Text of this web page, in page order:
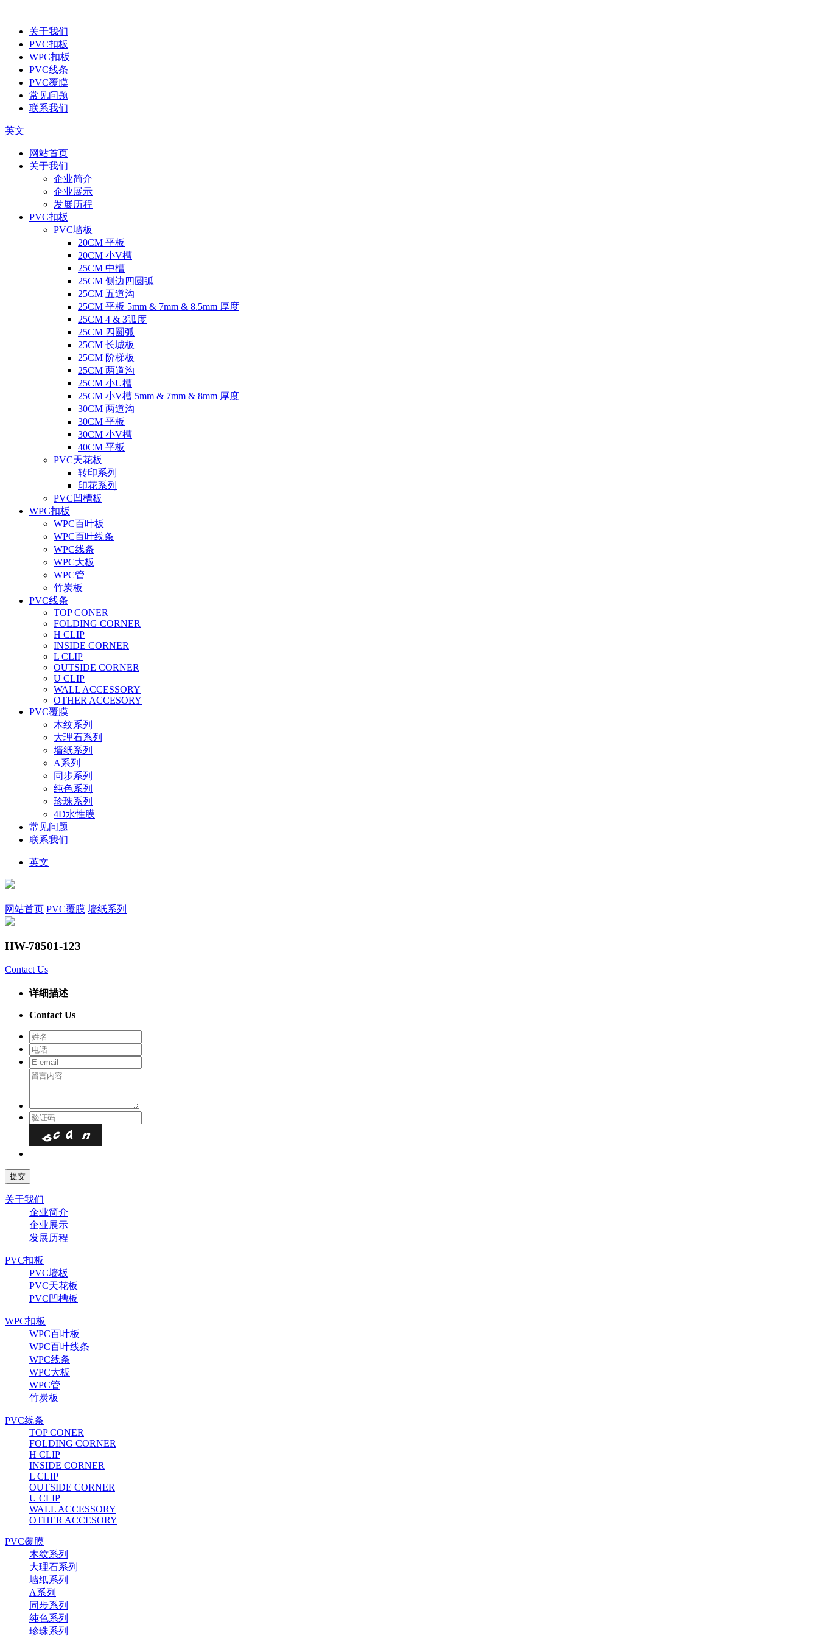
关于我们
PVC扣板
WPC扣板
PVC线条
PVC覆膜
常见问题
联系我们
英文
网站首页
关于我们
企业简介
企业展示
发展历程
PVC扣板
PVC墙板
20CM 平板
20CM 小V槽
25CM 中槽
25CM 侧边四圆弧
25CM 五道沟
25CM 平板 5mm & 7mm & 8.5mm 厚度
25CM 4 & 3弧度
25CM 四圆弧
25CM 长城板
25CM 阶梯板
25CM 两道沟
25CM 小U槽
25CM 小V槽 5mm & 7mm & 8mm 厚度
30CM 两道沟
30CM 平板
30CM 小V槽
40CM 平板
PVC天花板
转印系列
印花系列
PVC凹槽板
WPC扣板
WPC百叶板
WPC百叶线条
WPC线条
WPC大板
WPC管
竹炭板
PVC线条
TOP CONER
FOLDING CORNER
H CLIP
INSIDE CORNER
L CLIP
OUTSIDE CORNER
U CLIP
WALL ACCESSORY
OTHER ACCESORY
PVC覆膜
木纹系列
大理石系列
墙纸系列
A系列
同步系列
纯色系列
珍珠系列
4D水性膜
常见问题
联系我们
英文
网站首页 PVC覆膜 墙纸系列
HW-78501-123
Contact Us
详细描述
Contact Us
关于我们
企业简介
企业展示
发展历程
PVC扣板
PVC墙板
PVC天花板
PVC凹槽板
WPC扣板
WPC百叶板
WPC百叶线条
WPC线条
WPC大板
WPC管
竹炭板
PVC线条
TOP CONER
FOLDING CORNER
H CLIP
INSIDE CORNER
L CLIP
OUTSIDE CORNER
U CLIP
WALL ACCESSORY
OTHER ACCESORY
PVC覆膜
木纹系列
大理石系列
墙纸系列
A系列
同步系列
纯色系列
珍珠系列